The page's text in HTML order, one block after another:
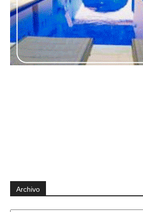
Archivo
Archivo